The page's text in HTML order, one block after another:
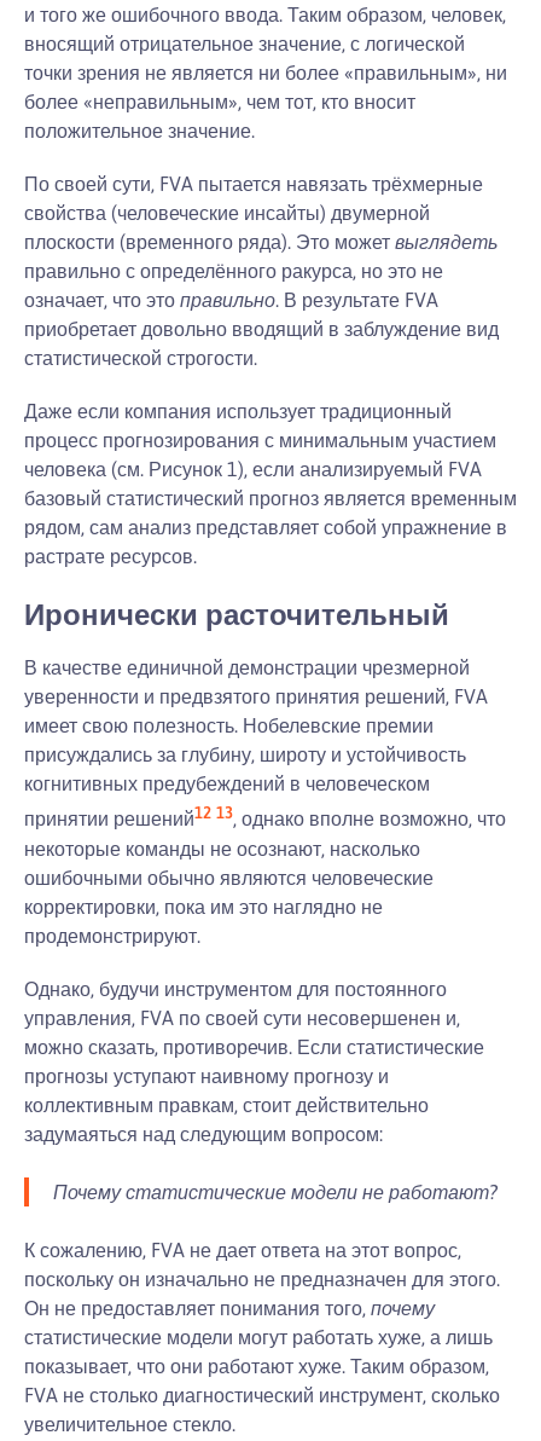
и того же ошибочного ввода. Таким образом, человек,
вносящий отрицательное значение, с логической
точки зрения не является ни более «правильным», ни
более «неправильным», чем тот, кто вносит
положительное значение.
По своей сути, FVA пытается навязать трёхмерные
свойства (человеческие инсайты) двумерной
плоскости (временного ряда). Это может выглядеть
правильно с определённого ракурса, но это не
означает, что это правильно. В результате FVA
приобретает довольно вводящий в заблуждение вид
статистической строгости.
Даже если компания использует традиционный
процесс прогнозирования с минимальным участием
человека (см. Рисунок 1), если анализируемый FVA
базовый статистический прогноз является временным
рядом, сам анализ представляет собой упражнение в
растрате ресурсов.
Иронически расточительный
В качестве единичной демонстрации чрезмерной
уверенности и предвзятого принятия решений, FVA
имеет свою полезность. Нобелевские премии
присуждались за глубину, широту и устойчивость
когнитивных предубеждений в человеческом
принятии решений12 13, однако вполне возможно, что
некоторые команды не осознают, насколько
ошибочными обычно являются человеческие
корректировки, пока им это наглядно не
продемонстрируют.
Однако, будучи инструментом для постоянного
управления, FVA по своей сути несовершенен и,
можно сказать, противоречив. Если статистические
прогнозы уступают наивному прогнозу и
коллективным правкам, стоит действительно
задумаяться над следующим вопросом:
Почему статистические модели не работают?
К сожалению, FVA не дает ответа на этот вопрос,
поскольку он изначально не предназначен для этого.
Он не предоставляет понимания того, почему
статистические модели могут работать хуже, а лишь
показывает, что они работают хуже. Таким образом,
FVA не столько диагностический инструмент, сколько
увеличительное стекло.